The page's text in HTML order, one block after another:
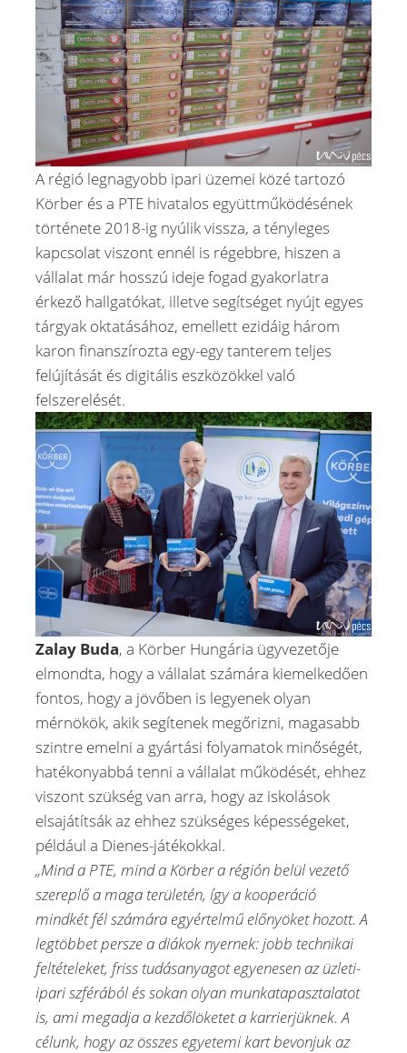
A régió legnagyobb ipari üzemei közé tartozó
Körber és a PTE hivatalos együttműködésének
története 2018-ig nyúlik vissza, a tényleges
kapcsolat viszont ennél is régebbre, hiszen a
vállalat már hosszú ideje fogad gyakorlatra
érkező hallgatókat, illetve segítséget nyújt egyes
tárgyak oktatásához, emellett ezidáig három
karon finanszírozta egy-egy tanterem teljes
felújítását és digitális eszközökkel való
felszerelését.
Zalay Buda, a Körber Hungária ügyvezetője
elmondta, hogy a vállalat számára kiemelkedően
fontos, hogy a jövőben is legyenek olyan
mérnökök, akik segítenek megőrizni, magasabb
szintre emelni a gyártási folyamatok minőségét,
hatékonyabbá tenni a vállalat működését, ehhez
viszont szükség van arra, hogy az iskolások
elsajátítsák az ehhez szükséges képességeket,
például a Dienes-játékokkal.
„Mind a PTE, mind a Körber a régión belül vezető
szereplő a maga területén, így a kooperáció
mindkét fél számára egyértelmű előnyöket hozott. A
legtöbbet persze a diákok nyernek: jobb technikai
feltételeket, friss tudásanyagot egyenesen az üzleti-
ipari szférából és sokan olyan munkatapasztalatot
is, ami megadja a kezdőlöketet a karrierjüknek. A
célunk, hogy az összes egyetemi kart bevonjuk az